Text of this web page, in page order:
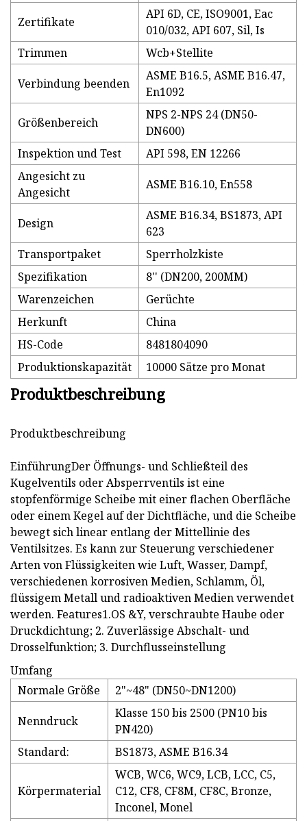
Zertifikate
API 6D, CE, ISO9001, Eac
010/032, API 607, Sil, Is
Trimmen
Wcb+Stellite
Verbindung beenden
ASME B16.5, ASME B16.47,
En1092
Größenbereich
NPS 2-NPS 24 (DN50-
DN600)
Inspektion und Test
API 598, EN 12266
Angesicht zu
Angesicht
ASME B16.10, En558
Design
ASME B16.34, BS1873, API
623
Transportpaket
Sperrholzkiste
Spezifikation
8'' (DN200, 200MM)
Warenzeichen
Gerüchte
Herkunft
China
HS-Code
8481804090
Produktionskapazität
10000 Sätze pro Monat
Produktbeschreibung
Produktbeschreibung
EinführungDer Öffnungs- und Schließteil des
Kugelventils oder Absperrventils ist eine
stopfenförmige Scheibe mit einer flachen Oberfläche
oder einem Kegel auf der Dichtfläche, und die Scheibe
bewegt sich linear entlang der Mittellinie des
Ventilsitzes. Es kann zur Steuerung verschiedener
Arten von Flüssigkeiten wie Luft, Wasser, Dampf,
verschiedenen korrosiven Medien, Schlamm, Öl,
flüssigem Metall und radioaktiven Medien verwendet
werden. Features1.OS &Y, verschraubte Haube oder
Druckdichtung; 2. Zuverlässige Abschalt- und
Drosselfunktion; 3. Durchflusseinstellung
Umfang
Normale Größe
2"~48" (DN50~DN1200)
Nenndruck
Klasse 150 bis 2500 (PN10 bis
PN420)
Standard:
BS1873, ASME B16.34
Körpermaterial
WCB, WC6, WC9, LCB, LCC, C5,
C12, CF8, CF8M, CF8C, Bronze,
Inconel, Monel